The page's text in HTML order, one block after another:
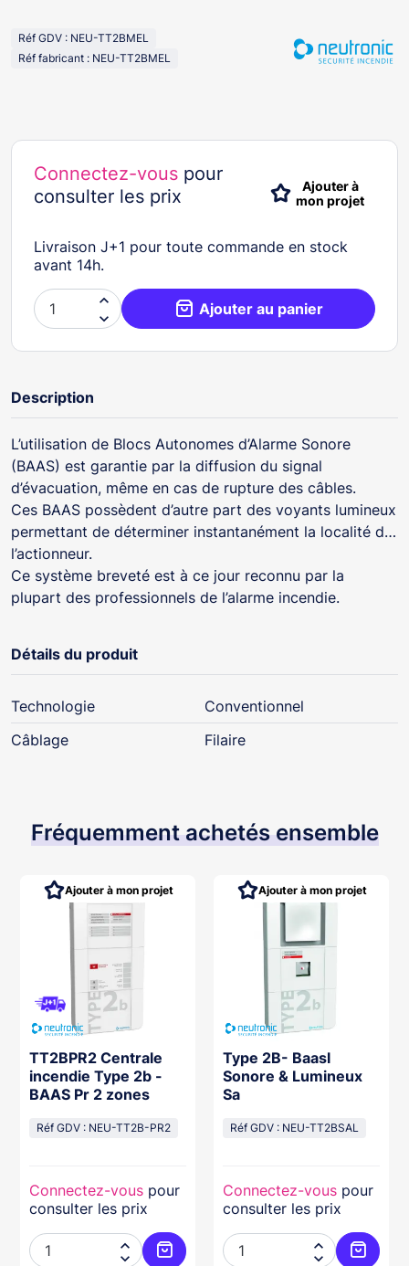
Réf GDV : NEU-TT2BMEL
Réf fabricant : NEU-TT2BMEL
Connectez-vous pour
consulter les prix
Ajouter à
mon projet
Livraison J+1 pour toute commande en stock
avant 14h.

 Ajouter au panier
Description
L’utilisation de Blocs Autonomes d’Alarme Sonore
(BAAS) est garantie par la diffusion du signal
d’évacuation, même en cas de rupture des câbles.
Ces BAAS possèdent d’autre part des voyants lumineux
permettant de déterminer instantanément la localité de
l’actionneur.
Ce système breveté est à ce jour reconnu par la
plupart des professionnels de l’alarme incendie.
Détails du produit
Technologie
Conventionnel
Câblage
Filaire
Fréquemment achetés ensemble
TT2BPR2 Centrale
incendie Type 2b -
BAAS Pr 2 zones
Réf GDV : NEU-TT2B-PR2
Connectez-vous pour
consulter les prix


Ajouter à mon projet
Type 2B- Baasl
Sonore & Lumineux
Sa
Réf GDV : NEU-TT2BSAL
Connectez-vous pour
consulter les prix


Ajouter à mon projet